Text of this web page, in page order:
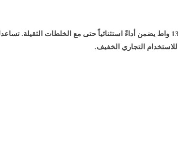
عجانة كهرباء كولن مزودة بمحرك قوي بقدرة 1300 واط يضمن أداءً
التجاري الخفيف.